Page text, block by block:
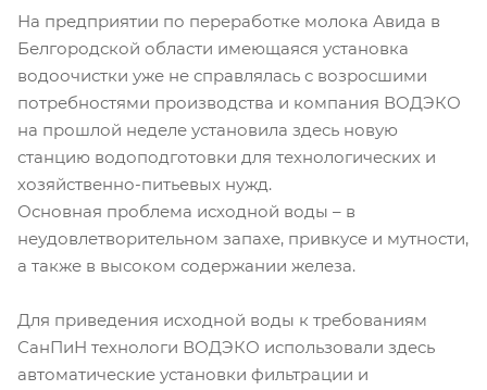
На предприятии по переработке молока Авида в
Белгородской области имеющаяся установка
водоочистки уже не справлялась с возросшими
потребностями производства и компания ВОДЭКО
на прошлой неделе установила здесь новую
станцию водоподготовки для технологических и
хозяйственно-питьевых нужд.
Основная проблема исходной воды – в
неудовлетворительном запахе, привкусе и мутности,
а также в высоком содержании железа.
Для приведения исходной воды к требованиям
СанПиН технологи ВОДЭКО использовали здесь
автоматические установки фильтрации и